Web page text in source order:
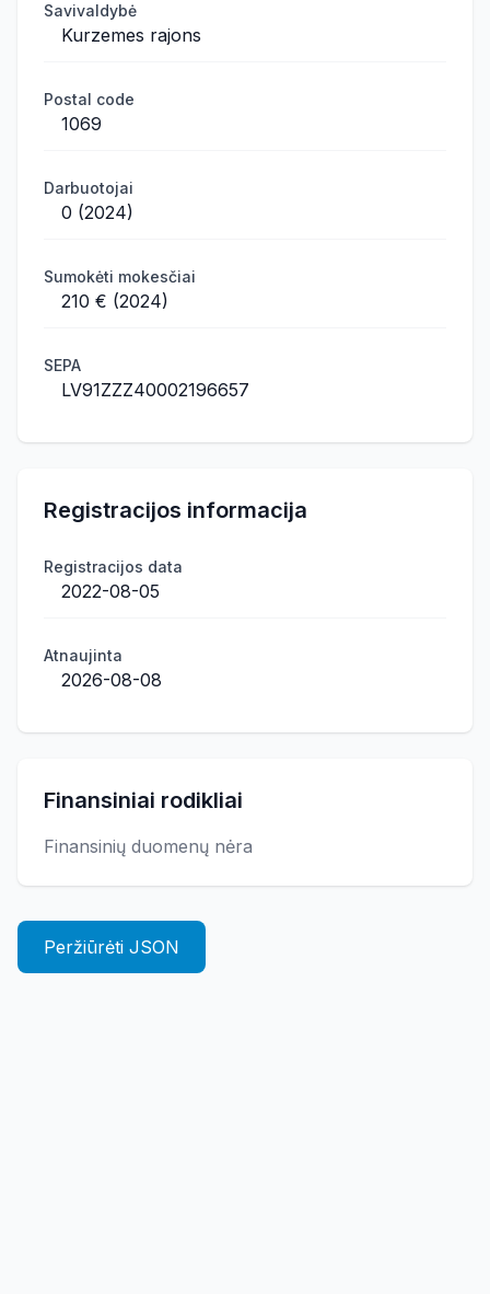
Savivaldybė
Kurzemes rajons
Postal code
1069
Darbuotojai
0 (2024)
Sumokėti mokesčiai
210 € (2024)
SEPA
LV91ZZZ40002196657
Registracijos informacija
Registracijos data
2022-08-05
Atnaujinta
2026-08-08
Finansiniai rodikliai
Finansinių duomenų nėra
Peržiūrėti JSON